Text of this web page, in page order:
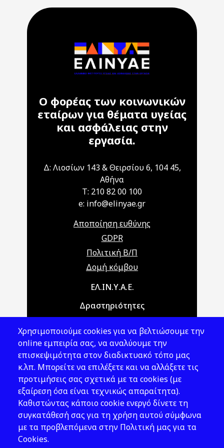
Ο φορέας των κοινωνικών
εταίρων για θέματα υγείας
και ασφάλειας στην
εργασία.
Δ: Λιοσίων 143 & Θειρσίου 6, 104 45,
Αθήνα
T: 210 82 00 100
e: info@elinyae.gr
Αποποίηση ευθύνης
GDPR
Πολιτική Β/Π
Δομή κόμβου
Main navigationΕΛ.ΙΝ.Υ.Α.Ε.
Δραστηριότητες
Νομοθεσία
Εκδόσεις
Νέα - Εκδηλώσεις
Ακολουθήστε μας
Χρησιμοποιούμε cookies για να βελτιώσουμε την
online εμπειρία σας, να αναλύουμε την
επισκεψιμότητα στον διαδικτυακό τόπο μας
κ.λπ. Μπορείτε να επιλέξετε και να αλλάξετε τις
προτιμήσεις σας σχετικά με τα cookies (με
εξαίρεση όσα είναι τεχνικώς απαραίτητα).
Καθιστώντας κάποιο cookie ενεργό δίνετε τη
συγκατάθεσή σας για τη χρήση αυτού σύμφωνα
με τα προβλεπόμενα στην Πολιτική μας για τα
Cookies.